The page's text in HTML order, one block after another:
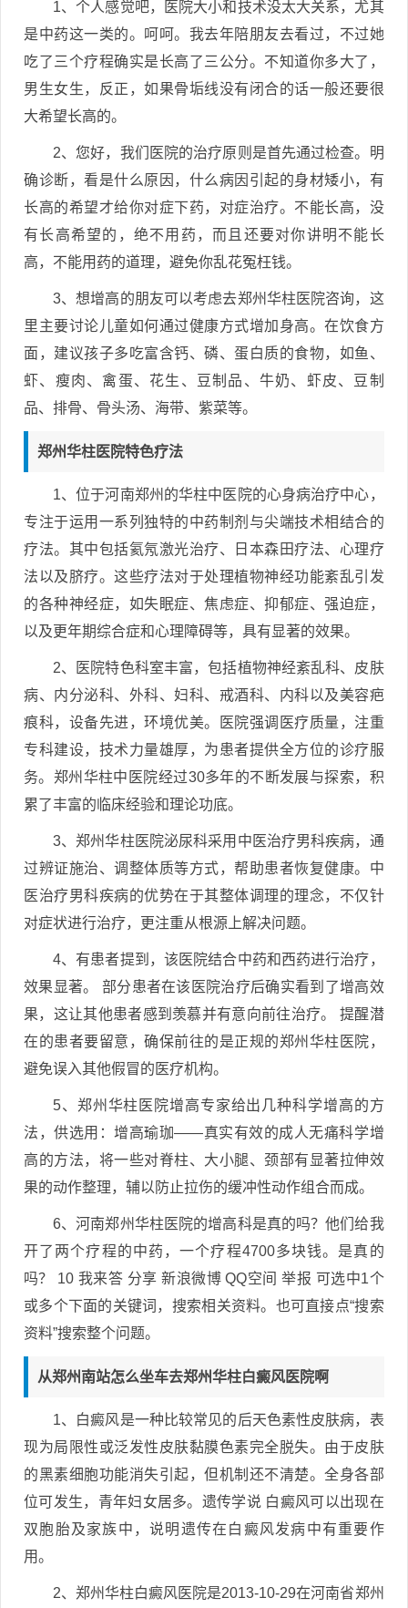
1、个人感觉吧，医院大小和技术没太大关系，尤其
是中药这一类的。呵呵。我去年陪朋友去看过，不过她
吃了三个疗程确实是长高了三公分。不知道你多大了，
男生女生，反正，如果骨垢线没有闭合的话一般还要很
大希望长高的。
2、您好，我们医院的治疗原则是首先通过检查。明
确诊断，看是什么原因，什么病因引起的身材矮小，有
长高的希望才给你对症下药，对症治疗。不能长高，没
有长高希望的，绝不用药，而且还要对你讲明不能长
高，不能用药的道理，避免你乱花冤枉钱。
3、想增高的朋友可以考虑去郑州华柱医院咨询，这
里主要讨论儿童如何通过健康方式增加身高。在饮食方
面，建议孩子多吃富含钙、磷、蛋白质的食物，如鱼、
虾、瘦肉、禽蛋、花生、豆制品、牛奶、虾皮、豆制
品、排骨、骨头汤、海带、紫菜等。
郑州华柱医院特色疗法
1、位于河南郑州的华柱中医院的心身病治疗中心，
专注于运用一系列独特的中药制剂与尖端技术相结合的
疗法。其中包括氦氖激光治疗、日本森田疗法、心理疗
法以及脐疗。这些疗法对于处理植物神经功能紊乱引发
的各种神经症，如失眠症、焦虑症、抑郁症、强迫症，
以及更年期综合症和心理障碍等，具有显著的效果。
2、医院特色科室丰富，包括植物神经紊乱科、皮肤
病、内分泌科、外科、妇科、戒酒科、内科以及美容疤
痕科，设备先进，环境优美。医院强调医疗质量，注重
专科建设，技术力量雄厚，为患者提供全方位的诊疗服
务。郑州华柱中医院经过30多年的不断发展与探索，积
累了丰富的临床经验和理论功底。
3、郑州华柱医院泌尿科采用中医治疗男科疾病，通
过辨证施治、调整体质等方式，帮助患者恢复健康。中
医治疗男科疾病的优势在于其整体调理的理念，不仅针
对症状进行治疗，更注重从根源上解决问题。
4、有患者提到，该医院结合中药和西药进行治疗，
效果显著。 部分患者在该医院治疗后确实看到了增高效
果，这让其他患者感到羡慕并有意向前往治疗。 提醒潜
在的患者要留意，确保前往的是正规的郑州华柱医院，
避免误入其他假冒的医疗机构。
5、郑州华柱医院增高专家给出几种科学增高的方
法，供选用：增高瑜珈——真实有效的成人无痛科学增
高的方法，将一些对脊柱、大小腿、颈部有显著拉伸效
果的动作整理，辅以防止拉伤的缓冲性动作组合而成。
6、河南郑州华柱医院的增高科是真的吗？他们给我
开了两个疗程的中药，一个疗程4700多块钱。是真的
吗？ 10 我来答 分享 新浪微博 QQ空间 举报 可选中1个
或多个下面的关键词，搜索相关资料。也可直接点“搜索
资料”搜索整个问题。
从郑州南站怎么坐车去郑州华柱白癜风医院啊
1、白癜风是一种比较常见的后天色素性皮肤病，表
现为局限性或泛发性皮肤黏膜色素完全脱失。由于皮肤
的黑素细胞功能消失引起，但机制还不清楚。全身各部
位可发生，青年妇女居多。遗传学说 白癜风可以出现在
双胞胎及家族中，说明遗传在白癜风发病中有重要作
用。
2、郑州华柱白癜风医院是2013-10-29在河南省郑州